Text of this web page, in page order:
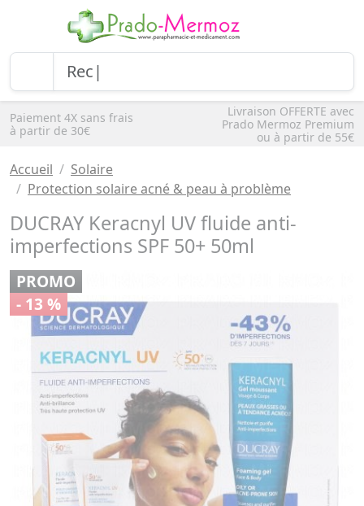
Paiement 4X sans frais
à partir de 30€
Livraison OFFERTE avec
Prado Mermoz Premium
ou à partir de 55€
Accueil
Solaire
Protection solaire acné & peau à problème
DUCRAY Keracnyl UV fluide anti-
imperfections SPF 50+ 50ml
PROMO
- 13 %